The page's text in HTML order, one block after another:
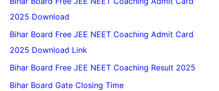
2025 Download
Bihar Board Free JEE NEET Coaching Admit Card
2025 Download Link
Bihar Board Free JEE NEET Coaching Result 2025
Bihar Board Gate Closing Time